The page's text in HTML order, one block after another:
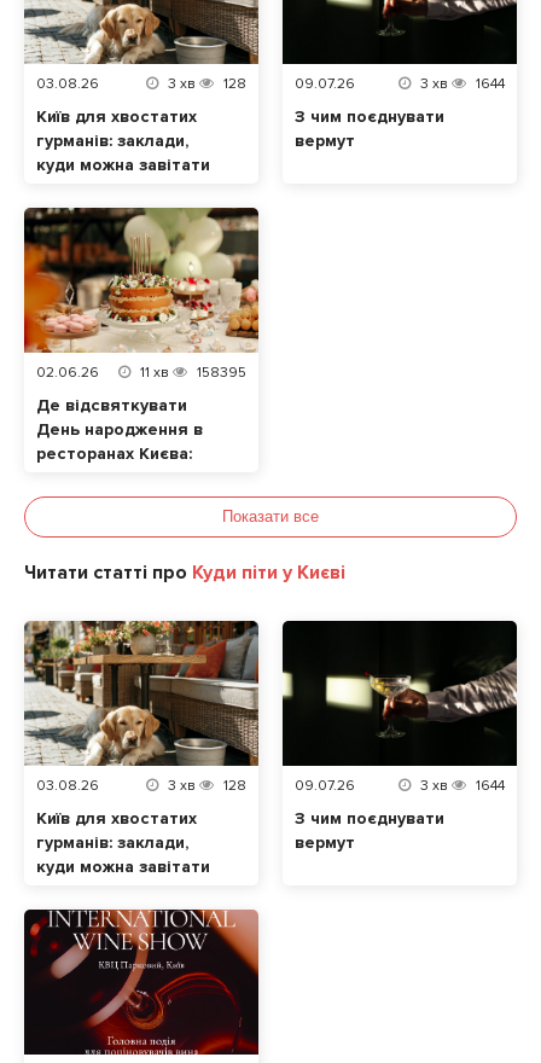
03.08.26 3 хв 128
Київ для хвостатих
гурманів: заклади,
куди можна завітати
улюбленцем
09.07.26 3 хв 1644
З чим поєднувати
вермут
02.06.26 11 хв 158395
Де відсвяткувати
День народження в
ресторанах Києва:
Показати все
Читати статті про Куди піти у Києві
03.08.26 3 хв 128
Київ для хвостатих
гурманів: заклади,
куди можна завітати
улюбленцем
09.07.26 3 хв 1644
З чим поєднувати
вермут